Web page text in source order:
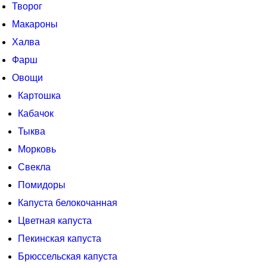
Творог
Макароны
Халва
Фарш
Овощи
Картошка
Кабачок
Тыква
Морковь
Свекла
Помидоры
Капуста белокочанная
Цветная капуста
Пекинская капуста
Брюссельская капуста